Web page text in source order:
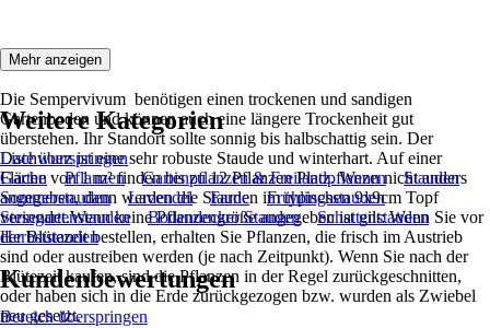
Beschreibung:
Die Sempervivum benötigen einen trockenen und sandigen
Gartenboden und können auch eine längere Trockenheit gut
überstehen. Ihr Standort sollte sonnig bis halbschattig sein. Der
Dachwurz ist eine sehr robuste Staude und winterhart. Auf einer
Fläche von 1 m² finden bis zu 12 Pflanzen Platz. Wenn nicht anders
angegeben, dann werden die Stauden im typischen 9x9cm Topf
versendet.Wenn keine Pflanzengröße angegeben ist gilt: Wenn Sie vor
der Blütezeit bestellen, erhalten Sie Pflanzen, die frisch im Austrieb
sind oder austreiben werden (je nach Zeitpunkt). Wenn Sie nach der
Blütezeit kaufen, sind die Pflanzen in der Regel zurückgeschnitten,
oder haben sich in die Erde zurückgezogen bzw. wurden als Zwiebel
neu gesetzt.
Mehr anzeigen
Weitere Kategorien
Liste überspringen
Garten
Pflanzen Gartenpflanzen & Freilandpflanzen
Stauden
Sommerstauden
Lavendel Farne
Frühlingsstauden
Steingartenstauden
Bodendecker Stauden
Schattenstauden
Herbststauden
Kundenbewertungen
Bereich überspringen